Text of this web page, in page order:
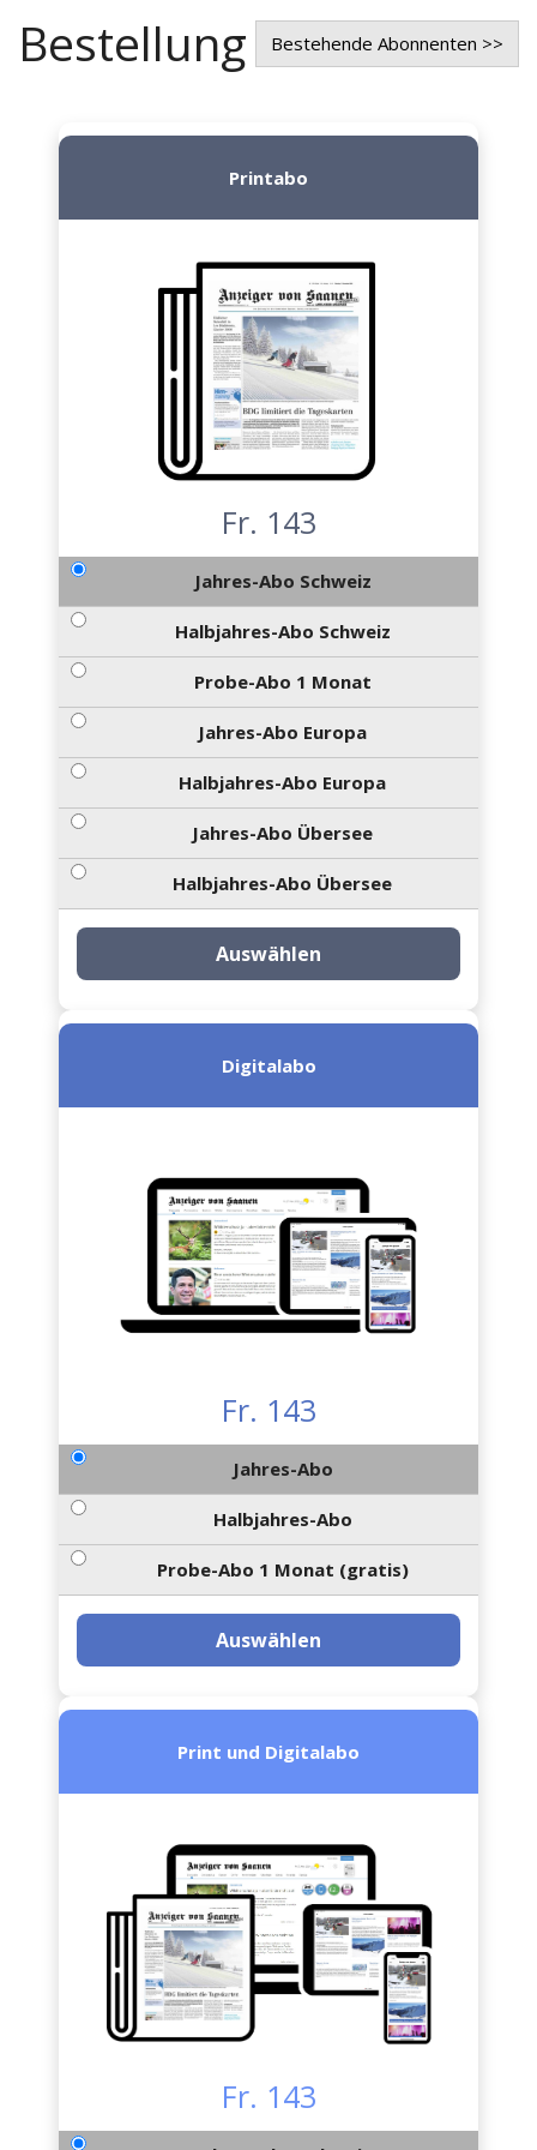
Bestellung Bestehende Abonnenten >>
Printabo
Fr. 143
Jahres-Abo Schweiz
Halbjahres-Abo Schweiz
Probe-Abo 1 Monat
Jahres-Abo Europa
Halbjahres-Abo Europa
Jahres-Abo Übersee
Halbjahres-Abo Übersee
Auswählen
Digitalabo
Fr. 143
Jahres-Abo
Halbjahres-Abo
Probe-Abo 1 Monat (gratis)
Auswählen
Print und Digitalabo
Fr. 143